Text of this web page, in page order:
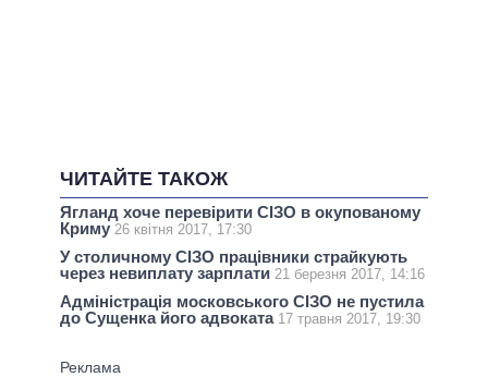
ЧИТАЙТЕ ТАКОЖ
Ягланд хоче перевірити СІЗО в окупованому
Криму 26 квітня 2017, 17:30
У столичному СІЗО працівники страйкують
через невиплату зарплати 21 березня 2017, 14:16
Адміністрація московського СІЗО не пустила
до Сущенка його адвоката 17 травня 2017, 19:30